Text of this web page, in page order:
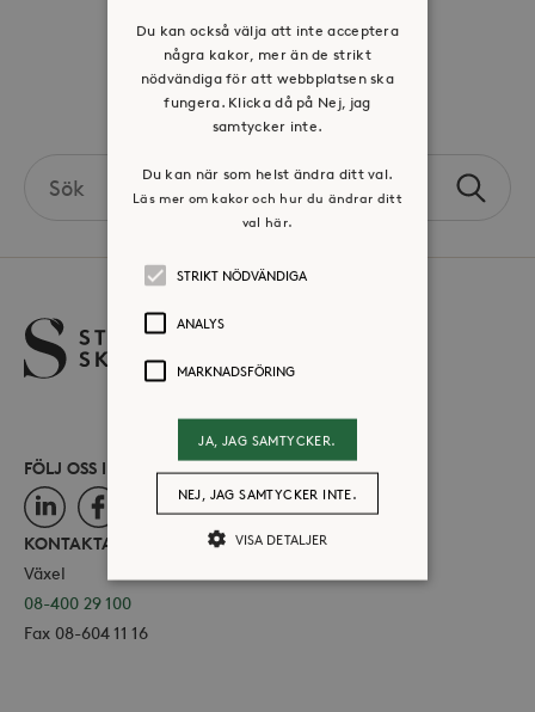
Press & mediakontakt
Volontär hos Stora Sköndal
the
Sök
FÖLJ OSS I SOCIALA MEDIER
LinkedInFacebookInstagram
KONTAKTA OSS
Växel
08-400 29 100
Fax 08-604 11 16
Du kan också välja att inte acceptera
några kakor, mer än de strikt
nödvändiga för att webbplatsen ska
fungera. Klicka då på Nej, jag
samtycker inte.
Du kan när som helst ändra ditt val.
Läs mer om kakor och hur du ändrar ditt
val här.
STRIKT NÖDVÄNDIGA
ANALYS
MARKNADSFÖRING
JA, JAG SAMTYCKER.
NEJ, JAG SAMTYCKER INTE.
VISA DETALJER